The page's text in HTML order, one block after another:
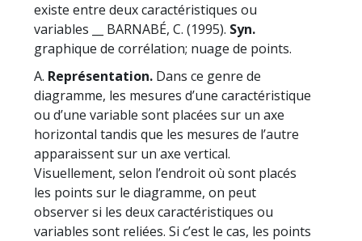
existe entre deux caractéristiques ou
variables __ BARNABÉ, C. (1995). Syn.
graphique de corrélation; nuage de points.
A. Représentation. Dans ce genre de
diagramme, les mesures d’une caractéristique
ou d’une variable sont placées sur un axe
horizontal tandis que les mesures de l’autre
apparaissent sur un axe vertical.
Visuellement, selon l’endroit où sont placés
les points sur le diagramme, on peut
observer si les deux caractéristiques ou
variables sont reliées. Si c’est le cas, les points